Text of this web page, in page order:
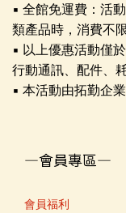
▪ 全館免運費：活
類產品時，消費不
▪ 以上優惠活動僅
行動通訊、配件、
▪ 本活動由拓勤企
—會員專區—
會員福利